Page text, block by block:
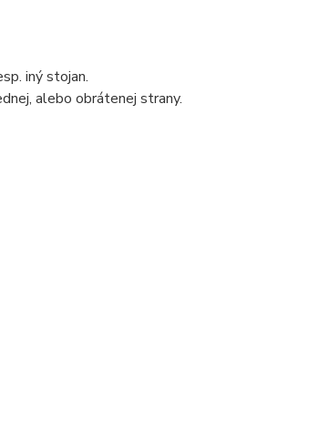
iný stojan.
alebo obrátenej strany.